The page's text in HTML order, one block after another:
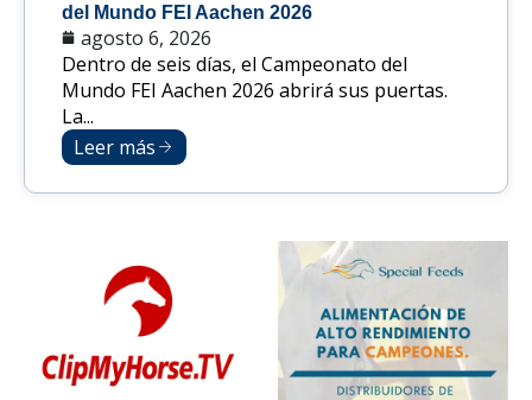
del Mundo FEI Aachen 2026
agosto 6, 2026
Dentro de seis días, el Campeonato del
Mundo FEI Aachen 2026 abrirá sus puertas.
La...
Leer más